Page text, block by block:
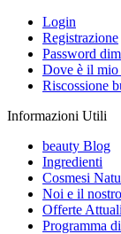
Login
Registrazione
Password
Dove è il mio
Riscossione
Informazioni Utili
beauty Blog
Ingredienti
Cosmesi
Noi e il
Offerte Attuali
Programma